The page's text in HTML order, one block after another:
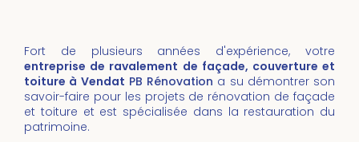
Fort de plusieurs années d'expérience, votre
entreprise de ravalement de façade, couverture et
toiture à Vendat PB Rénovation a su démontrer son
savoir-faire pour les projets de rénovation de façade
et toiture et est spécialisée dans la restauration du
patrimoine.